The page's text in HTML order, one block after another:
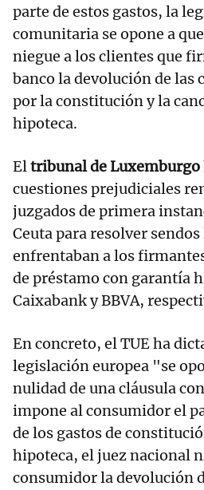
parte de estos gastos, la
comunitaria se opone a
niegue a los clientes que
banco la devolución de las
por la constitución y la
hipoteca.
Eltribunal de Luxemburgo
cuestiones prejudiciales
juzgados de primera
Ceuta para resolver
enfrentaban a los
de préstamo con garantía
Caixabank y BBVA,
En concreto, el TUE ha
legislación europea "se
nulidad de una cláusula
impone al consumidor el
de los gastos de
hipoteca, el juez nacional
consumidor la devolución